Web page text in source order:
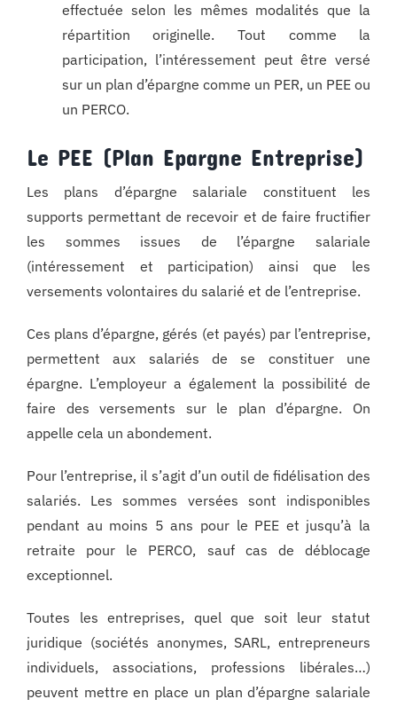
effectuée selon les mêmes modalités que la
répartition originelle. Tout comme la
participation, l’intéressement peut être versé
sur un plan d’épargne comme un PER, un PEE ou
un PERCO.
Le PEE (Plan Epargne Entreprise)
Les plans d’épargne salariale constituent les
supports permettant de recevoir et de faire fructifier
les sommes issues de l’épargne salariale
(intéressement et participation) ainsi que les
versements volontaires du salarié et de l’entreprise.
Ces plans d’épargne, gérés (et payés) par l’entreprise,
permettent aux salariés de se constituer une
épargne. L’employeur a également la possibilité de
faire des versements sur le plan d’épargne. On
appelle cela un abondement.
Pour l’entreprise, il s’agit d’un outil de fidélisation des
salariés. Les sommes versées sont indisponibles
pendant au moins 5 ans pour le PEE et jusqu’à la
retraite pour le PERCO, sauf cas de déblocage
exceptionnel.
Toutes les entreprises, quel que soit leur statut
juridique (sociétés anonymes, SARL, entrepreneurs
individuels, associations, professions libérales…)
peuvent mettre en place un plan d’épargne salariale